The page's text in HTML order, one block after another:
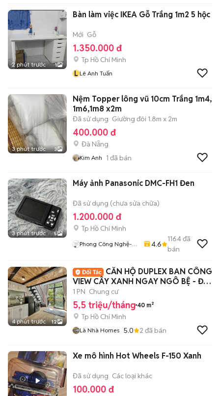
2 phút trước 1
Bàn làm việc IKEA Gỗ Trắng 1m2 5 hộc
Mới Gỗ
1.350.000 đ
Tp Hồ Chí Minh
L Lê Anh Tuấn
3 phút trước 3
Nệm Topper lông vũ 10cm Trắng 1m4,
1m6,1m8 x2m
Đã sử dụng Giường đôi 1.8m x 2m
400.000 đ
Đà Nẵng
Kim Anh 1 đã bán
3 phút trước 5
Máy ảnh Panasonic DMC-FH1 Đen
Đã sử dụng (chưa sửa chữa)
1.200.000 đ
Tp Hồ Chí Minh
Phong Công Nghệ-
4.6
1164đã
bán
4 phút trước 12
CĂN HỘ DUPLEX BAN CÔNG
VIEW CÂY XANH NGAY NGÔ BỆ - ĐỐI
DIỆN ETOWN
1 PN Chung cư
5,5 triệu/tháng 40 m²
Tp Hồ Chí Minh
Là Nhà Homes 5.0 2 đã bán
Xe mô hình Hot Wheels F-150 Xanh
Đã sử dụng Các loại khác
100.000 đ